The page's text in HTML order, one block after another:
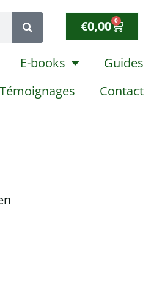
€0,00 0
E-books
Guides
Témoignages
Contact